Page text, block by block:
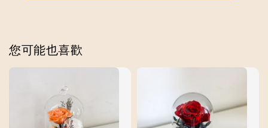
您可能也喜歡